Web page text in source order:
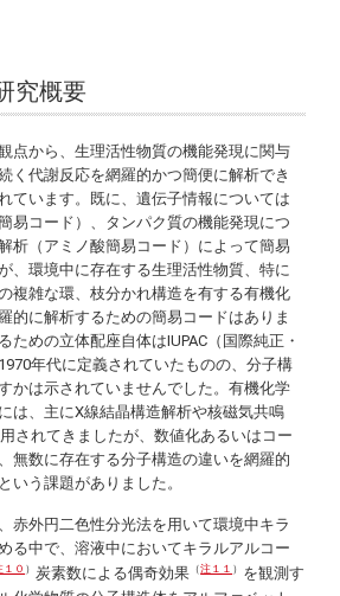
究概要
点から、生理活性物質の機能発現に関与
く代謝反応を網羅的かつ簡便に解析でき
ています。既に、遺伝子情報については
易コード）、タンパク質の機能発現につ
析（アミノ酸簡易コード）によって簡易
、環境中に存在する生理活性物質、特に
複雑な環、枝分かれ構造を有する有機化
的に解析するための簡易コードはありま
ための立体配座自体はIUPAC（国際純正・
年代に定義されていたものの、分子構
かは示されていませんでした。有機化学
は、主にX線結晶構造解析や核磁気共鳴
用されてきましたが、数値化あるいはコー
無数に存在する分子構造の違いを網羅的
いう課題がありました。
赤外円二色性分光法を用いて環境中キラ
る中で、溶液中においてキラルアルコー
１０ ） 炭素数による偶奇効果 （注１１ ） を観測す